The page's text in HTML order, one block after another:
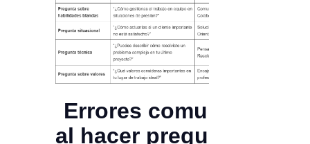
Errores comunes
al hacer preguntas